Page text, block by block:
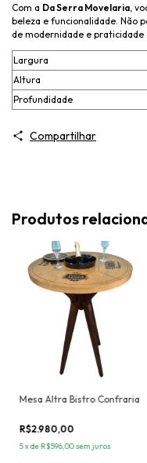
Com a Da Serra Movelaria ,
beleza e funcionalidade. Não
de modernidade e praticidade
Largura
Altura
Profundidade
Compartilhar
Produtos
Mesa Altra Bistro Confraria
R$2.980,00
5xdeR$596,00sem juros